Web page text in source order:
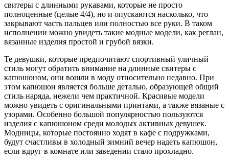
свитеры с длинными рукавами, которые не просто
полноценные (целые 4/4), но и опускаются насколько, что
закрывают часть пальцев или полностью все руки. В таком
исполнении можно увидеть такие модные модели, как реглан,
вязанные изделия простой и грубой вязки.
Те девушки, которые предпочитают спортивный уличный
стиль могут обратить внимание на длинные свитеры с
капюшоном, они вошли в моду относительно недавно. При
этом капюшон является больше деталью, образующей общий
стиль наряда, нежели чем практичной. Красивые модели
можно увидеть с оригинальными принтами, а также вязаные с
узорами. Особенно большой популярностью пользуются
изделия с капюшоном среди молодых активных девушек.
Модницы, которые постоянно ходят в кафе с подружками,
будут счастливы в холодный зимний вечер надеть капюшон,
если вдруг в комнате или заведении стало прохладно.